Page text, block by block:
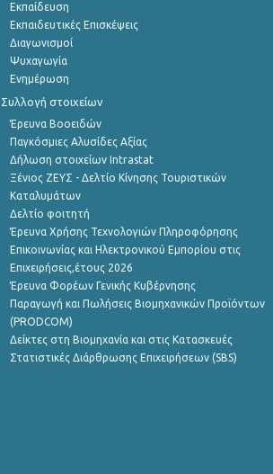
Εκπαίδευση
Εκπαιδευτικές Επισκέψεις
Διαγωνισμοί
Ψυχαγωγία
Ενημέρωση
Συλλογή στοιχείων
Έρευνα Βοοειδών
Παγκόσμιες Αλυσίδες Αξίας
Δήλωση στοιχείων Intrastat
Ξένιος ΖΕΥΣ - Δελτίο Κίνησης Τουριστικών
Καταλυμάτων
Δελτίο φοιτητή
Έρευνα Χρήσης Τεχνολογιών Πληροφόρησης
Επικοινωνίας και Ηλεκτρονικού Εμπορίου στις
Επιχειρήσεις,έτους 2026
Έρευνα Φορέων Γενικής Κυβέρνησης
Παραγωγή και Πωλήσεις Βιομηχανικών Προϊόντων
(PRODCOM)
Δείκτες στη Βιομηχανία και στις Κατασκευές
Στατιστικές Διάρθρωσης Επιχειρήσεων (SBS)